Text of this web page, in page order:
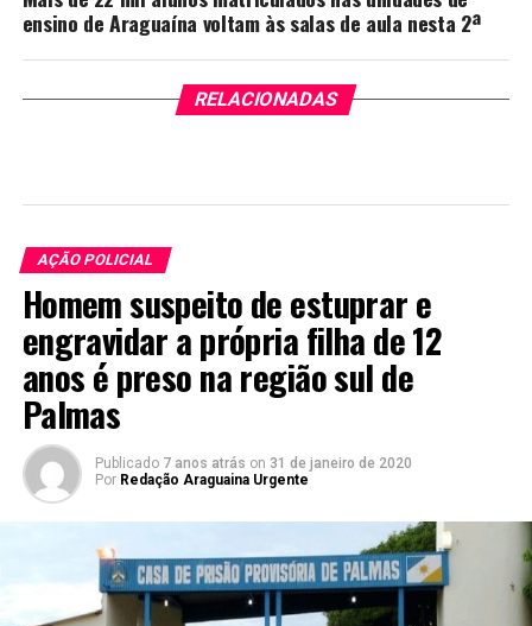
ensino de Araguaína voltam às salas de aula nesta 2ª
RELACIONADAS
AÇÃO POLICIAL
Homem suspeito de estuprar e
engravidar a própria filha de 12
anos é preso na região sul de
Palmas
Publicado 7 anos atrás on 31 de janeiro de 2020
Por Redação Araguaina Urgente